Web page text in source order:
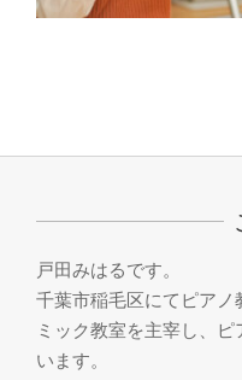
05-
戸田みはるです。
千葉市稲毛区にてピアノ
ミック教室を主宰し、
います。